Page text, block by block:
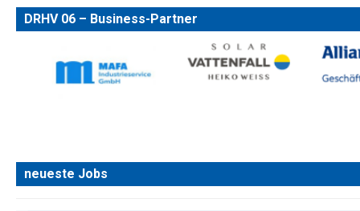
DRHV 06 – Business-Partner
neueste Jobs